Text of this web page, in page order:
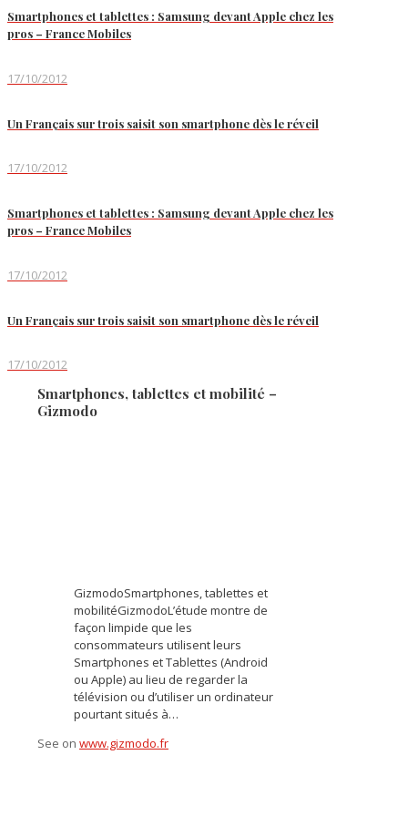
Smartphones et tablettes : Samsung devant Apple chez les
pros – France Mobiles
17/10/2012
Un Français sur trois saisit son smartphone dès le réveil
17/10/2012
Smartphones et tablettes : Samsung devant Apple chez les
pros – France Mobiles
17/10/2012
Un Français sur trois saisit son smartphone dès le réveil
17/10/2012
Smartphones, tablettes et mobilité –
Gizmodo
GizmodoSmartphones, tablettes et
mobilitéGizmodoL’étude montre de
façon limpide que les
consommateurs utilisent leurs
Smartphones et Tablettes (Android
ou Apple) au lieu de regarder la
télévision ou d’utiliser un ordinateur
pourtant situés à…
See on www.gizmodo.fr